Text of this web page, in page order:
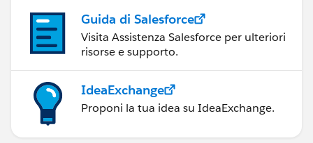
Guida di Salesforce
Visita Assistenza Salesforce per ulteriori
risorse e supporto.
IdeaExchange
Proponi la tua idea su IdeaExchange.